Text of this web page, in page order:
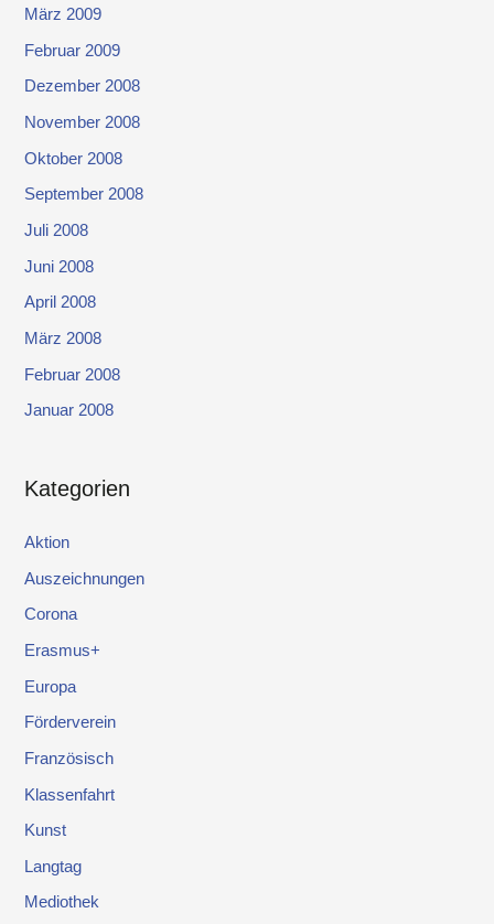
März 2009
Februar 2009
Dezember 2008
November 2008
Oktober 2008
September 2008
Juli 2008
Juni 2008
April 2008
März 2008
Februar 2008
Januar 2008
Kategorien
Aktion
Auszeichnungen
Corona
Erasmus+
Europa
Förderverein
Französisch
Klassenfahrt
Kunst
Langtag
Mediothek